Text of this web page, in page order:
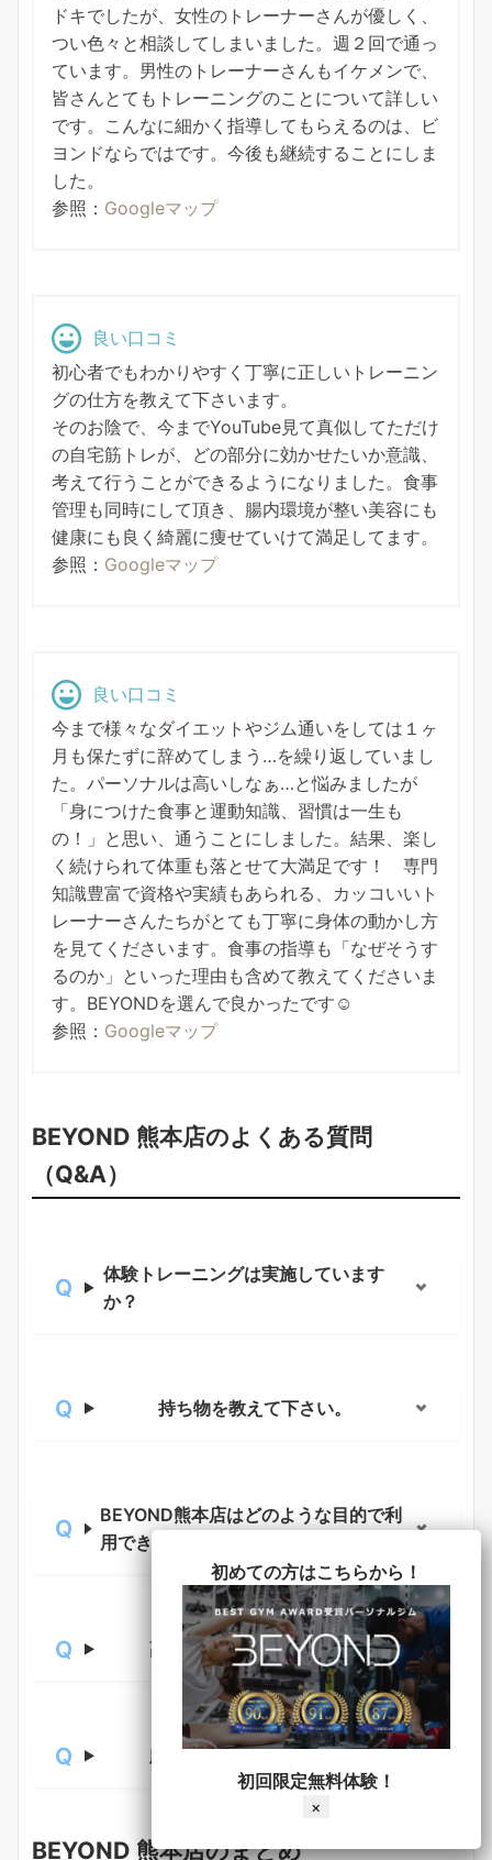
ドキでしたが、女性のトレーナーさんが優しく、
つい色々と相談してしまいました。週２回で通っ
ています。男性のトレーナーさんもイケメンで、
皆さんとてもトレーニングのことについて詳しい
です。こんなに細かく指導してもらえるのは、ビ
ヨンドならではです。今後も継続することにしま
した。
参照： Googleマップ
良い口コミ
初心者でもわかりやすく丁寧に正しいトレーニン
グの仕方を教えて下さいます。
そのお陰で、今までYouTube見て真似してただけ
の自宅筋トレが、どの部分に効かせたいか意識、
考えて行うことができるようになりました。食事
管理も同時にして頂き、腸内環境が整い美容にも
健康にも良く綺麗に痩せていけて満足してます。
参照： Googleマップ
良い口コミ
今まで様々なダイエットやジム通いをしては１ヶ
月も保たずに辞めてしまう…を繰り返していまし
た。パーソナルは高いしなぁ…と悩みましたが
「身につけた食事と運動知識、習慣は一生も
の！」と思い、通うことにしました。結果、楽し
く続けられて体重も落とせて大満足です！ 専門
知識豊富で資格や実績もあられる、カッコいいト
レーナーさんたちがとても丁寧に身体の動かし方
を見てくださいます。食事の指導も「なぜそうす
るのか」といった理由も含めて教えてくださいま
す。BEYONDを選んで良かったです☺️
参照： Googleマップ
BEYOND 熊本店のよくある質問
（Q&A）
体験トレーニングは実施しています
か？
持ち物を教えて下さい。
BEYOND熊本店はどのような目的で利
用できますか？
高齢でも利用できますか？
腰痛でも利用できますか？
BEYOND 熊本店のまとめ
初めての方はこちらから！
初回限定無料体験！
×